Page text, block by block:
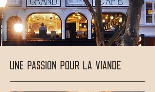
Une passion pour la viande